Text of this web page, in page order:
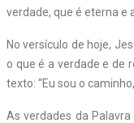
verdade, que é eterna e
No versículo de hoje,
o que é a verdade e de
texto: “Eu sou o
As verdades da